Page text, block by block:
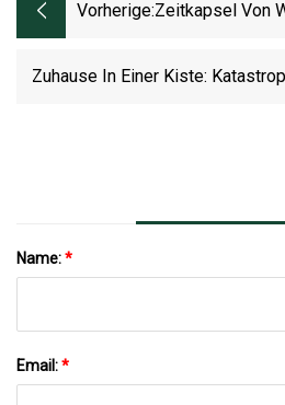
Vorherige:Zeitkapsel Von
Zuhause In Einer Kiste:
Name:*
Email:*